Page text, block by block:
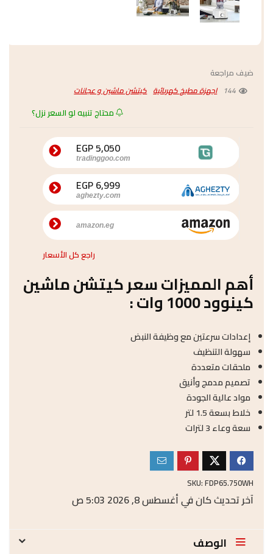
ضيف مراجعة
144 اجهزة مطبخ كهربائية كيتشن ماشين و عجانات
محتاج تنبيه لو السعر نزل؟
5,050 EGP
tradinggoo.com
6,999 EGP
aghezty.com
amazon.eg
راجع كل الأسعار
أهم المميزات سعر كيتشن ماشين
كينوود 1000 وات :
إعدادات سرعتين مع وظيفة النبض
سهولة التنظيف
ملحقات متعددة
تصميم مدمج وأنيق
مواد عالية الجودة
خلاط بسعة 1.5 لتر
سعة وعاء 3 لترات
SKU:FDP65.750WH
آخر تحديث كان في أغسطس 8, 2026 5:03 ص
الوصف